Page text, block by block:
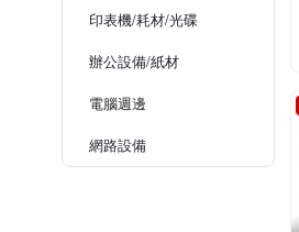
印表機/耗材/光碟
辦公設備/紙材
電腦週邊
網路設備